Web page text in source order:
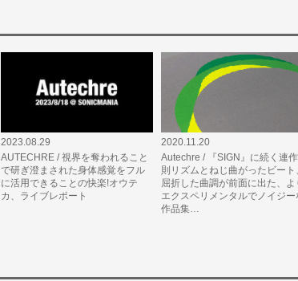
2023.08.29
AUTECHRE / 視界を奪われること
で研ぎ澄まされた身体感覚をフル
に活用できることの快楽!オウテ
カ、ライブレポート
2020.11.20
Autechre / 『SIGN』に続く連
則リズムとねじ曲がったビート
屈折した曲調が前面に出た、よ
エクスペリメンタルでノイジー
作品集…